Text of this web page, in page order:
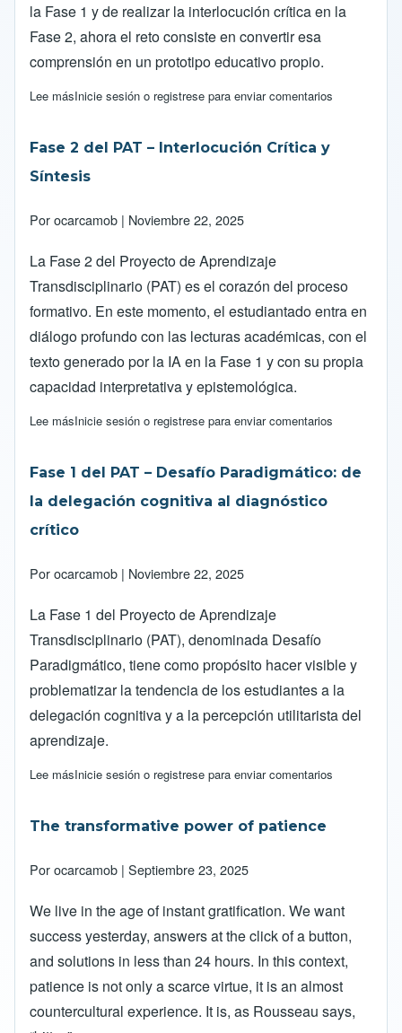
la Fase 1 y de realizar la interlocución crítica en la
Fase 2, ahora el reto consiste en convertir esa
comprensión en un prototipo educativo propio.
Lee mássobre Fase 3 del PAT – Construcción Transdisciplinaria
Inicie sesión o registrese para enviar comentarios
Fase 2 del PAT – Interlocución Crítica y
Síntesis
Porocarcamob | Noviembre 22, 2025
La Fase 2 del Proyecto de Aprendizaje
Transdisciplinario (PAT) es el corazón del proceso
formativo. En este momento, el estudiantado entra en
diálogo profundo con las lecturas académicas, con el
texto generado por la IA en la Fase 1 y con su propia
capacidad interpretativa y epistemológica.
Lee mássobre Fase 2 del PAT – Interlocución Crítica y Síntesis
Inicie sesión o registrese para enviar comentarios
Fase 1 del PAT – Desafío Paradigmático: de
la delegación cognitiva al diagnóstico
crítico
Porocarcamob | Noviembre 22, 2025
La Fase 1 del Proyecto de Aprendizaje
Transdisciplinario (PAT), denominada Desafío
Paradigmático, tiene como propósito hacer visible y
problematizar la tendencia de los estudiantes a la
delegación cognitiva y a la percepción utilitarista del
aprendizaje.
Lee mássobre Fase 1 del PAT – Desafío Paradigmático: de la
Inicie sesión o registrese para enviar comentarios
The transformative power of patience
Porocarcamob | Septiembre 23, 2025
We live in the age of instant gratification. We want
success yesterday, answers at the click of a button,
and solutions in less than 24 hours. In this context,
patience is not only a scarce virtue, it is an almost
countercultural experience. It is, as Rousseau says,